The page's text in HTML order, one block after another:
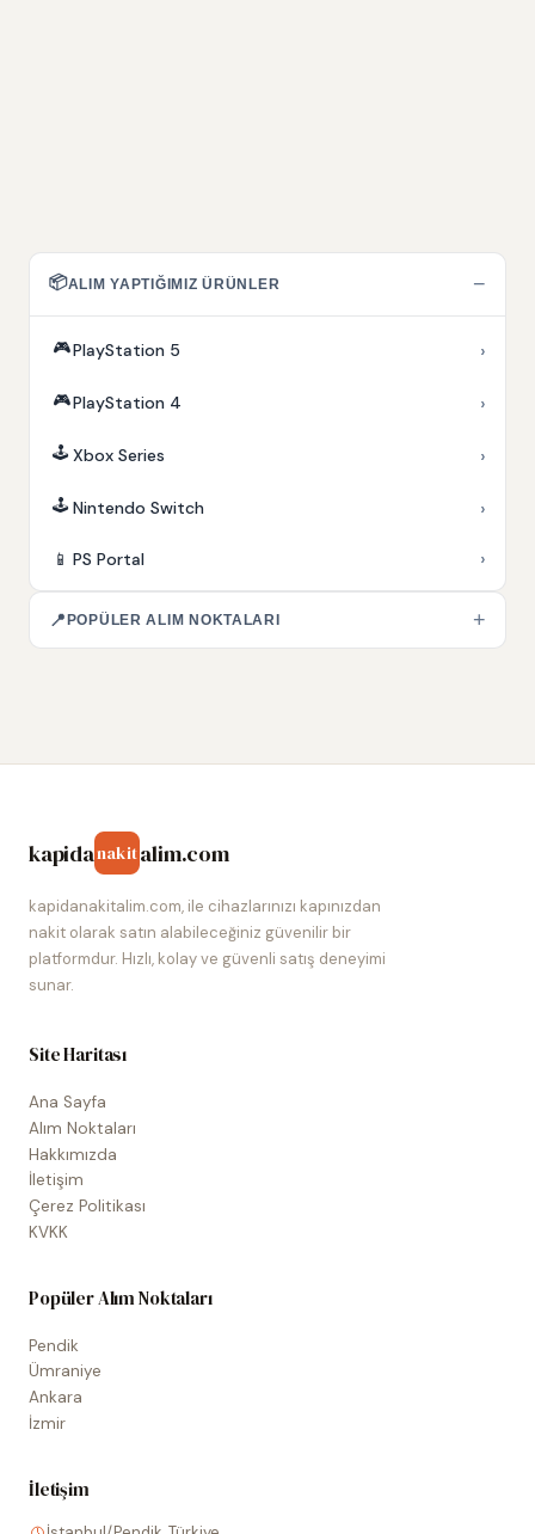
📦ALIM YAPTIĞIMIZ ÜRÜNLER −
🎮PlayStation 5 ›
🎮PlayStation 4 ›
🕹️ Xbox Series ›
🕹️ Nintendo Switch ›
📱 PS Portal ›
📍 POPÜLER ALIM NOKTALARI +
kapidanakitalim.com
kapidanakitalim.com, ile cihazlarınızı kapınızdan
nakit olarak satın alabileceğiniz güvenilir bir
platformdur. Hızlı, kolay ve güvenli satış deneyimi
sunar.
Site Haritası
Ana Sayfa
Alım Noktaları
Hakkımızda
İletişim
Çerez Politikası
KVKK
Popüler Alım Noktaları
Pendik
Ümraniye
Ankara
İzmir
İletişim